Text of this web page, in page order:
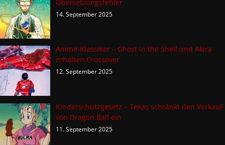
Übersetzungsfehler
14. September 2025
Anime-Klassiker – Ghost in the Shell und Akira
erhalten Crossover
12. September 2025
Kinderschutzgesetz – Texas schränkt den Verkauf
von Dragon Ball ein
11. September 2025